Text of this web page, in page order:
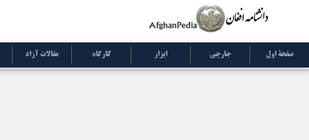
صفحۀ اول جارچی ابزار کارگاه مقالات آزاد